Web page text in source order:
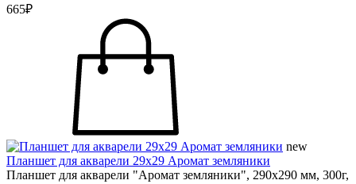
665₽
new
Планшет для акварели 29х29 Аромат земляники
Планшет для акварели "Аромат земляники", 290х290 мм, 300г,